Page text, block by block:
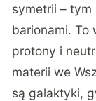
symetrii –
barionami. To
protony i
materii we
są galaktyki,